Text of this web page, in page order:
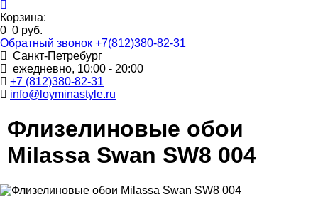
Корзина:
0 0 руб.
Обратный звонок +7(812)380-82-31
Санкт-Петребург
ежедневно, 10:00 - 20:00
+7 (812)380-82-31
info@loyminastyle.ru
Флизелиновые обои
Milassa Swan SW8 004